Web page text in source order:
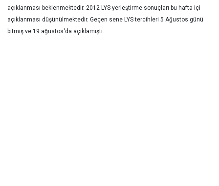
açıklanması beklenmektedir. 2012 LYS yerleştirme sonuçları bu hafta içi
açıklanması düşünülmektedir. Geçen sene LYS tercihleri 5 Ağustos günü
bitmiş ve 19 ağustos'da açıklamıştı.